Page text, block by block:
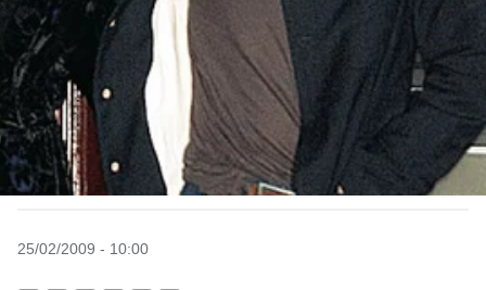
25/02/2009 - 10:00